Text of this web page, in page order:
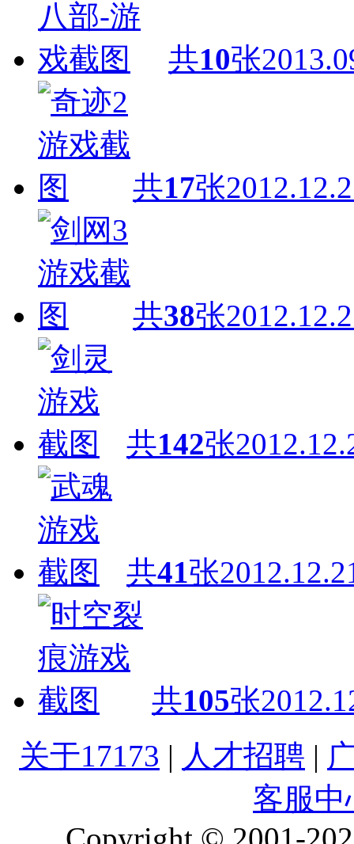
共10张
共17张
共38张
共142张
共41张
共105张
关于17173 | 人才招聘 |
客服中